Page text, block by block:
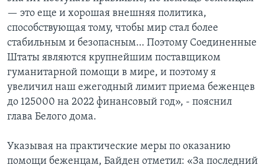
— это еще и хорошая внешняя политика,
способствующая тому, чтобы мир стал более
стабильным и безопасным… Поэтому Соединенные
Штаты являются крупнейшим поставщиком
гуманитарной помощи в мире, и поэтому я
увеличил наш ежегодный лимит приема беженцев
до 125000 на 2022 финансовый год», - пояснил
глава Белого дома.
Указывая на практические меры по оказанию
помощи беженцам, Байден отметил: «За последний